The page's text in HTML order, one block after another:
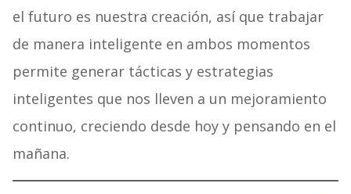
el futuro es nuestra creación, así que trabajar
de manera inteligente en ambos momentos
permite generar tácticas y estrategias
inteligentes que nos lleven a un mejoramiento
continuo, creciendo desde hoy y pensando en el
mañana.